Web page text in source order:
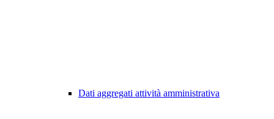
Dati aggregati attività amministrativa